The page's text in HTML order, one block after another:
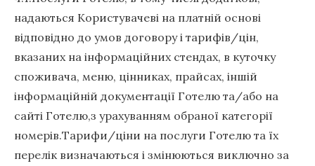
надаються Користувачеві на платній основі
відповідно до умов договору і тарифів/цін,
вказаних на інформаційних стендах, в куточку
споживача, меню, цінниках, прайсах, іншій
інформаційній документації Готелю та/або на
сайті Готелю,з урахуванням обраної категорії
номерів.Тарифи/ціни на послуги Готелю та їх
перелік визначаються і змінюються виключно за